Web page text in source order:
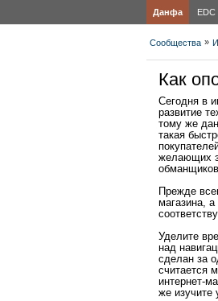
Данфа EDC
Сообщества »
Как
Сегодня в
развитие
тому же
такая
желающих
Прежде
магазина,
Уделите
над
сделан за
считается
интернет-
же изучите